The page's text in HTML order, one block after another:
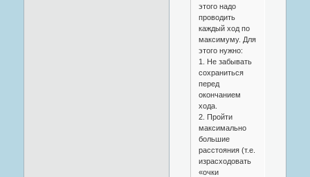
этого надо
проводить
каждый ход по
максимуму. Для
этого нужно:
1. Не забывать
сохраниться
перед
окончанием
хода.
2. Пройти
максимально
большие
расстояния (т.е.
израсходовать
«очки